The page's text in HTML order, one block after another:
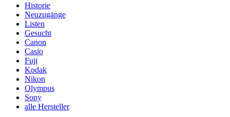
Historie
Neuzugänge
Listen
Gesucht
Canon
Casio
Fuji
Kodak
Nikon
Olympus
Sony
alle Hersteller